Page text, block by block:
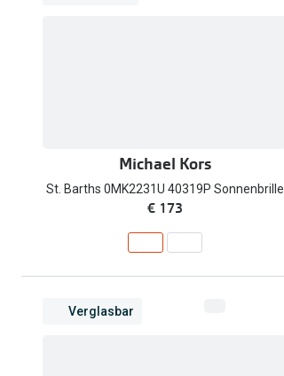
Michael Kors
St. Barths 0MK2231U 40319P Sonnenbrille
€ 173
Verglasbar